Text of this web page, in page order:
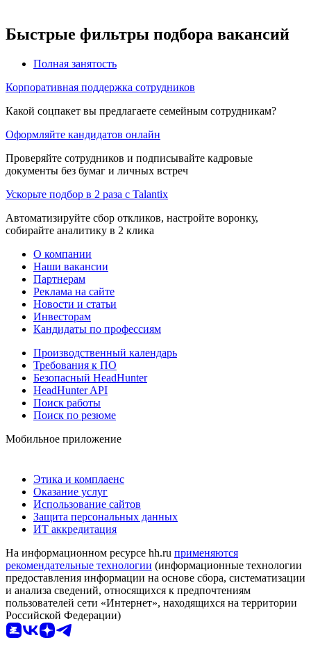
Быстрые фильтры подбора вакансий
Полная занятость
Корпоративная поддержка сотрудников
Какой соцпакет вы предлагаете семейным сотрудникам?
Оформляйте кандидатов онлайн
Проверяйте сотрудников и подписывайте кадровые
документы без бумаг и личных встреч
Ускорьте подбор в 2 раза с Talantix
Автоматизируйте сбор откликов, настройте воронку,
собирайте аналитику в 2 клика
О компании
Наши вакансии
Партнерам
Реклама на сайте
Новости и статьи
Инвесторам
Кандидаты по профессиям
Производственный календарь
Требования к ПО
Безопасный HeadHunter
HeadHunter API
Поиск работы
Поиск по резюме
Мобильное приложение
Этика и комплаенс
Оказание услуг
Использование сайтов
Защита персональных данных
ИТ аккредитация
На информационном ресурсе hh.ru применяются
рекомендательные технологии (информационные технологии
предоставления информации на основе сбора, систематизации
и анализа сведений, относящихся к предпочтениям
пользователей сети «Интернет», находящихся на территории
Российской Федерации)